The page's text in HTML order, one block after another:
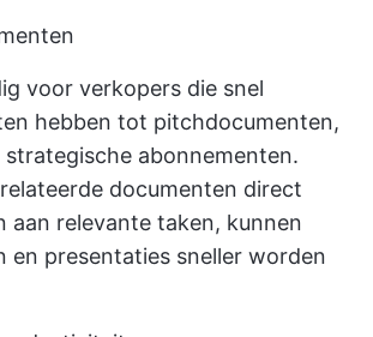
voor verkopers die snel
hebben tot pitchdocumenten,
abonnementen.
documenten direct
aan relevante taken, kunnen
en presentaties sneller worden